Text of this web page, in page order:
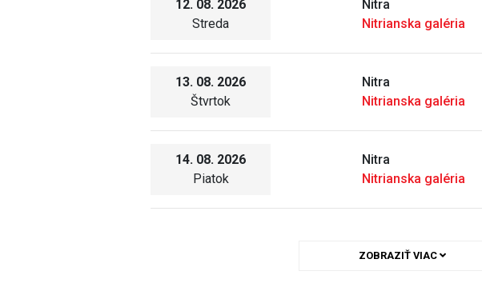
12. 08. 2026
Streda
Nitra
Nitrianska galéria
13. 08. 2026
Štvrtok
Nitra
Nitrianska galéria
14. 08. 2026
Piatok
Nitra
Nitrianska galéria
ZOBRAZIŤ VIAC